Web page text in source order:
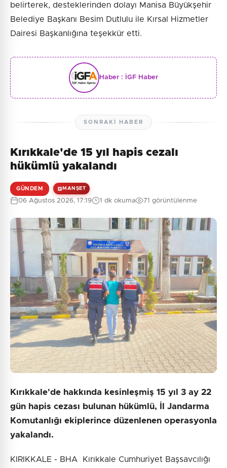
belirterek, desteklerinden dolayı Manisa Büyükşehir
Belediye Başkanı Besim Dutlulu ile Kırsal Hizmetler
Dairesi Başkanlığına teşekkür etti.
Haber : İGF Haber
SONRAKI HABER
Kırıkkale'de 15 yıl hapis cezalı
hükümlü yakalandı
GÜNDEM MANŞET
06 Ağustos 2026, 17:19 1 dk okuma 71 görüntülenme
Kırıkkale'de hakkında kesinleşmiş 15 yıl 3 ay 22
gün hapis cezası bulunan hükümlü, İl Jandarma
Komutanlığı ekiplerince düzenlenen operasyonla
yakalandı.
KIRIKKALE - BHA Kırıkkale Cumhuriyet Başsavcılığı